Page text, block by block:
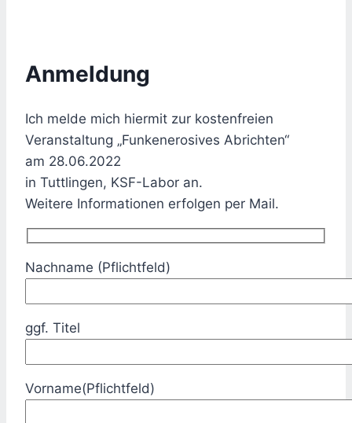
Anmeldung
Ich melde mich hiermit zur kostenfreien
Veranstaltung „Funkenerosives Abrichten“
am 28.06.2022
in Tuttlingen, KSF-Labor an.
Weitere Informationen erfolgen per Mail.
Nachname (Pflichtfeld)
ggf. Titel
Vorname(Pflichtfeld)